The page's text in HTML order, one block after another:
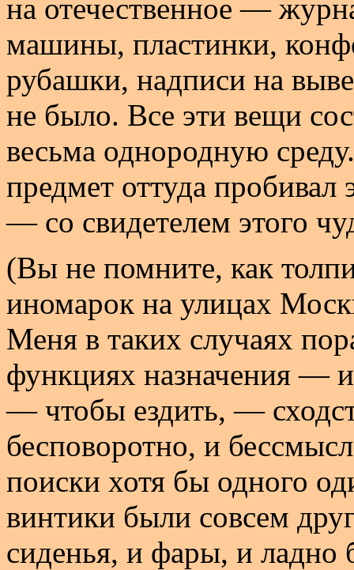
на отечественное —
машины, пластинки,
рубашки, надписи на
не было. Все эти вещи
весьма однородную
предмет оттуда пробивал
— со свидетелем этого
(Вы не помните, как
иномарок на улицах
Меня в таких случаях
функциях назначения —
— чтобы ездить, —
бесповоротно, и
поиски хотя бы одного
винтики были совсем
сиденья, и фары, и